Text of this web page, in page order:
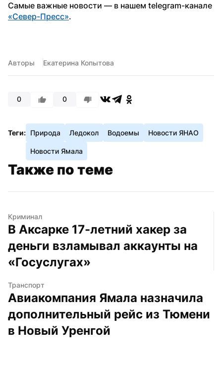
«Север-Пресс».
Авторы Екатерина Копытова
0 0
Теги: Природа Ледокол Водоемы Новости ЯНАО
Новости Ямала
Также по теме
Криминал
В Аксарке 17-летний хакер за
деньги взламывал аккаунты на
«Госуслугах»
Транспорт
Авиакомпания Ямала назначила
дополнительный рейс из Тюмени
в Новый Уренгой